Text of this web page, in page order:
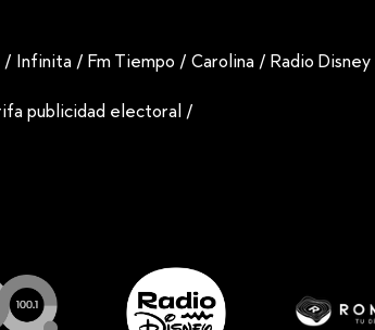
/ Infinita / Fm Tiempo /Carolina / Radio Disney
publicidad electoral /